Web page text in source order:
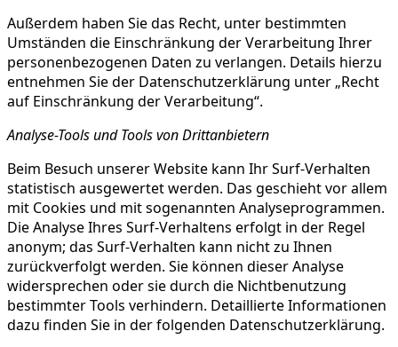
Außerdem haben Sie das Recht, unter bestimmten
Umständen die Einschränkung der Verarbeitung Ihrer
personenbezogenen Daten zu verlangen. Details hierzu
entnehmen Sie der Datenschutzerklärung unter „Recht
auf Einschränkung der Verarbeitung“.
Analyse-Tools und Tools von Drittanbietern
Beim Besuch unserer Website kann Ihr Surf-Verhalten
statistisch ausgewertet werden. Das geschieht vor allem
mit Cookies und mit sogenannten Analyseprogrammen.
Die Analyse Ihres Surf-Verhaltens erfolgt in der Regel
anonym; das Surf-Verhalten kann nicht zu Ihnen
zurückverfolgt werden. Sie können dieser Analyse
widersprechen oder sie durch die Nichtbenutzung
bestimmter Tools verhindern. Detaillierte Informationen
dazu finden Sie in der folgenden Datenschutzerklärung.